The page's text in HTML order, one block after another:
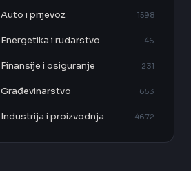
Auto i prijevoz 1598
Energetika i rudarstvo 46
Finansije i osiguranje 231
Građevinarstvo 653
Industrija i proizvodnja 4672